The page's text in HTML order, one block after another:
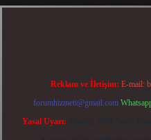
girişbetexper bahis
Reklam ve İletişim: E-mail:
forumhizmeti@gmail.com
Yasal Uyarı: